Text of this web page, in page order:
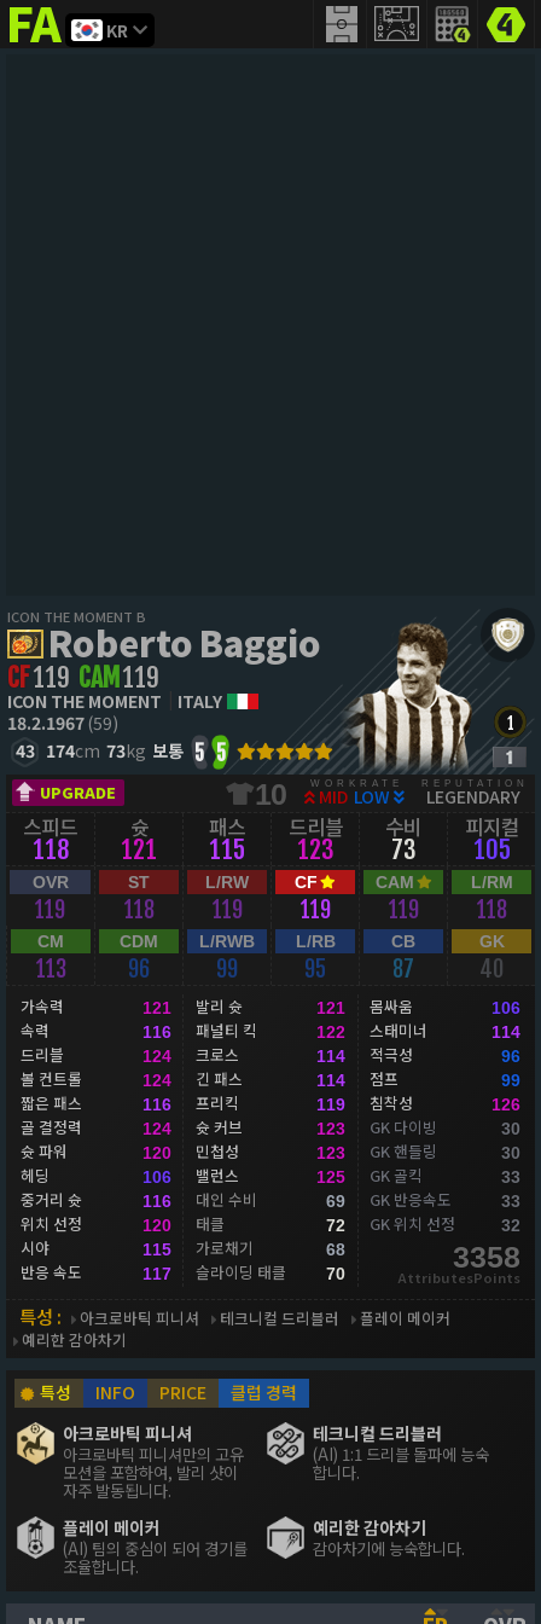
FIFAaddict
KR
ICON THE MOMENT B
Roberto Baggio
CF119 CAM 119
ICON THE MOMENT
ITALY
18.2.1967(59)
43 174cm 73kg 보통 5 5
UPGRADE 10 WORKRATE
MID LOW
REPUTATION
LEGENDARY
스피드
118
슛
121
패스
115
드리블
123
수비
73
피지컬
105
OVR
119
ST
118
L/RW
119
CF
119
CAM
119
L/RM
118
CM
113
CDM
96
L/RWB
99
L/RB
95
CB
87
GK
40
가속력 121
속력 116
드리블 124
볼 컨트롤 124
짧은 패스 116
골 결정력 124
슛 파워 120
헤딩 106
중거리 슛 116
위치 선정 120
시야 115
반응 속도 117
발리 슛 121
패널티 킥 122
크로스 114
긴 패스 114
프리킥 119
슛 커브 123
민첩성 123
밸런스 125
대인 수비 69
태클 72
가로채기 68
슬라이딩 태클 70
몸싸움 106
스태미너 114
적극성 96
점프 99
침착성 126
GK 다이빙 30
GK 핸들링 30
GK 골킥 33
GK 반응속도 33
GK 위치 선정 32
3358
AttributesPoints
특성 : 아크로바틱 피니셔 테크니컬 드리블러
플레이 메이커
예리한 감아차기
특성 INFO PRICE
클럽 경력
아크로바틱 피니셔
아크로바틱 피니셔만의 고유
모션을 포함하여, 발리 샷이
자주 발동됩니다.
테크니컬 드리블러
(AI) 1:1 드리블 돌파에 능숙
합니다.
플레이 메이커
(AI) 팀의 중심이 되어 경기를
조율합니다.
예리한 감아차기
감아차기에 능숙합니다.